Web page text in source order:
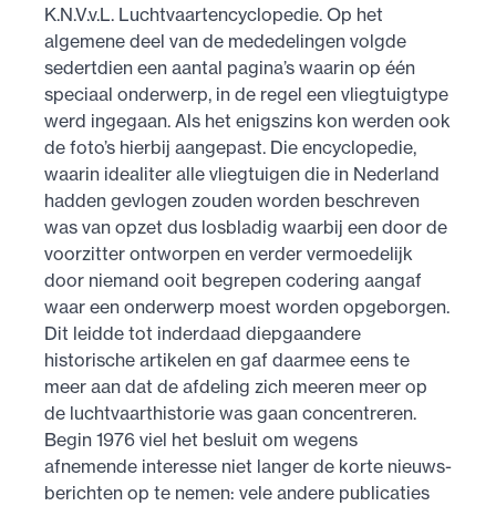
K.N.V.v.L. Luchtvaartencyclopedie. Op het
algemene deel van de mededelingen volgde
sedertdien een aantal pagina’s waarin op één
speciaal onderwerp, in de regel een vliegtuigtype
werd ingegaan. Als het enigszins kon werden ook
de foto’s hierbij aangepast. Die encyclopedie,
waarin idealiter alle vliegtuigen die in Nederland
hadden gevlogen zouden worden beschreven
was van opzet dus losbladig waarbij een door de
voorzitter ontworpen en verder vermoedelijk
door niemand ooit begrepen codering aangaf
waar een onderwerp moest worden opgeborgen.
Dit leidde tot inderdaad diepgaandere
historische artikelen en gaf daarmee eens te
meer aan dat de afdeling zich meeren meer op
de luchtvaarthistorie was gaan concentreren.
Begin 1976 viel het besluit om wegens
afnemende interesse niet langer de korte nieuws­
berichten op te nemen: vele andere publicaties